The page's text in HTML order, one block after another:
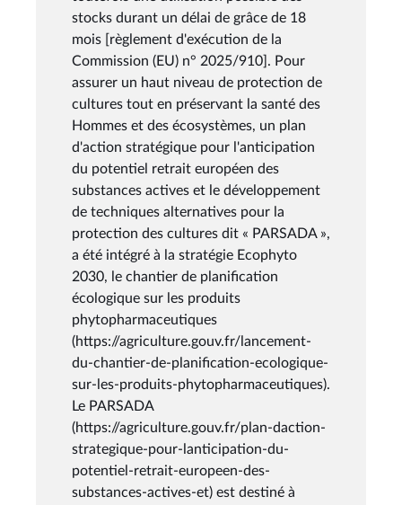
stocks durant un délai de grâce de 18
mois [règlement d'exécution de la
Commission (EU) n° 2025/910]. Pour
assurer un haut niveau de protection de
cultures tout en préservant la santé des
Hommes et des écosystèmes, un plan
d'action stratégique pour l'anticipation
du potentiel retrait européen des
substances actives et le développement
de techniques alternatives pour la
protection des cultures dit « PARSADA »,
a été intégré à la stratégie Ecophyto
2030, le chantier de planification
écologique sur les produits
phytopharmaceutiques
(https://agriculture.gouv.fr/lancement-
du-chantier-de-planification-ecologique-
sur-les-produits-phytopharmaceutiques).
Le PARSADA
(https://agriculture.gouv.fr/plan-daction-
strategique-pour-lanticipation-du-
potentiel-retrait-europeen-des-
substances-actives-et) est destiné à